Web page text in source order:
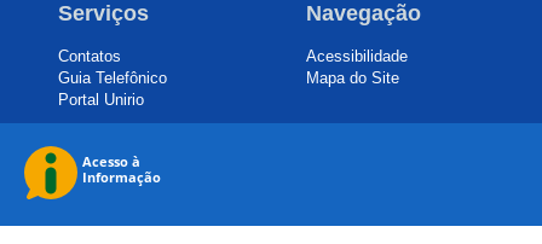
Serviços
Contatos
Guia Telefônico
Portal Unirio
Navegação
Acessibilidade
Mapa do Site